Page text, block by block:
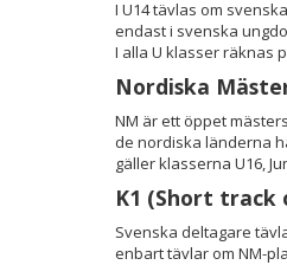
I U14 tävlas om
endast i svenska
I alla U klasser räknas
Nordiska
NM är ett öppet
de nordiska länderna
gäller klasserna U16,
K1 (Short track
Svenska deltagare
enbart tävlar om NM-